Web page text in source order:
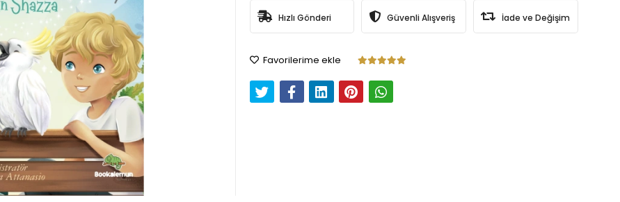
Hızlı Gönderi Güvenli Alışveriş İade ve Değişim
Favorilerime ekle